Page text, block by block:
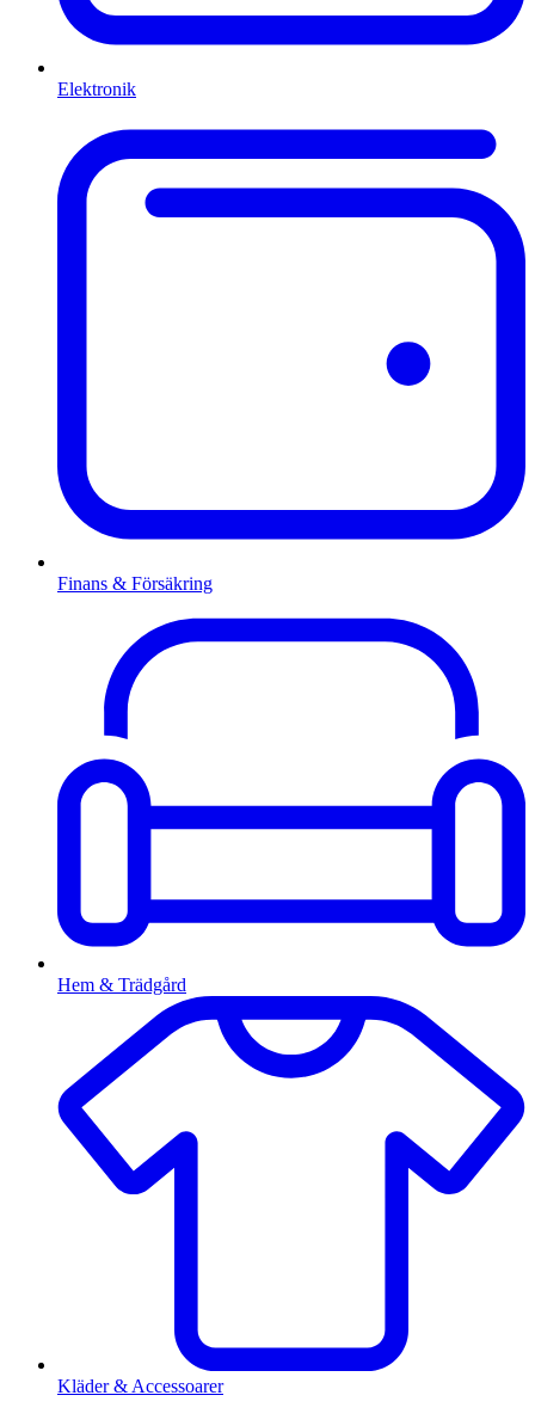
Elektronik
Finans & Försäkring
Hem & Trädgård
Kläder & Accessoarer